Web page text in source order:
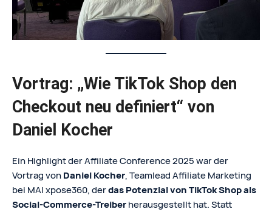
Vortrag: „Wie TikTok Shop den
Checkout neu definiert“ von
Daniel Kocher
Ein Highlight der Affiliate Conference 2025 war der
Vortrag vonDaniel Kocher, Teamlead Affiliate Marketing
bei MAI xpose360, derdas Potenzial von TikTok Shop als
Social-Commerce-Treiberherausgestellt hat. Statt